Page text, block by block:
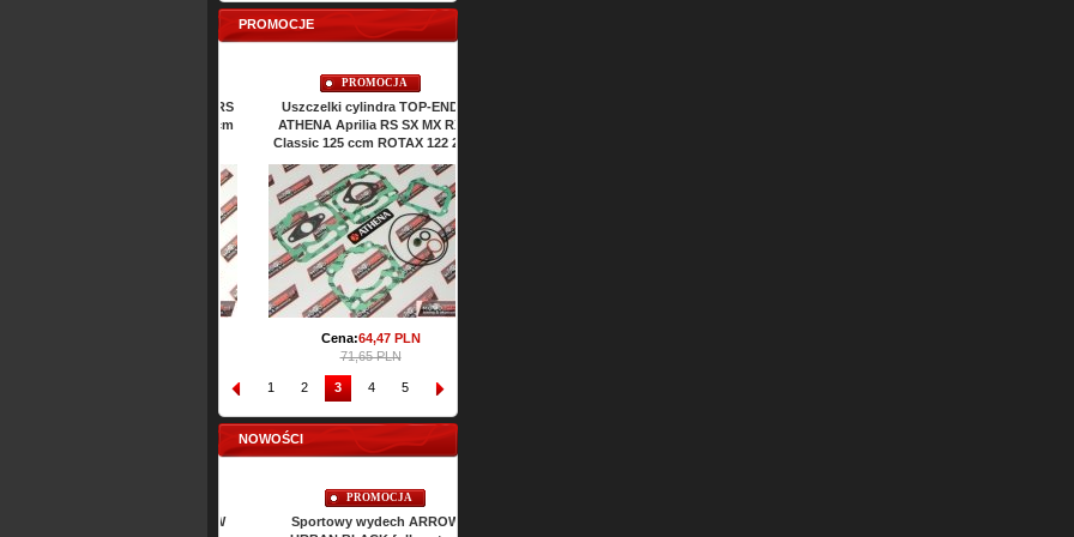
PROMOCJE
PROMOCJA
Uszczelki cylindra TOP-END
ATHENA Aprilia RS SX MX RX
Classic 125 ccm ROTAX 122 2T
Cena:64,47PLN
71,65 PLN
1 2 3 4 5 6
NOWOŚCI
PROMOCJA
Sportowy wydech ARROW